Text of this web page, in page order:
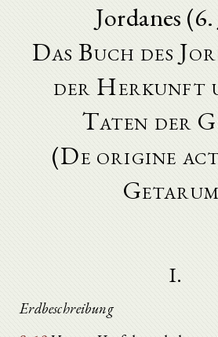
Jordanes
Das Buch des
der Herkunft
Taten der
(De origine
I.
Erdbeschreibung